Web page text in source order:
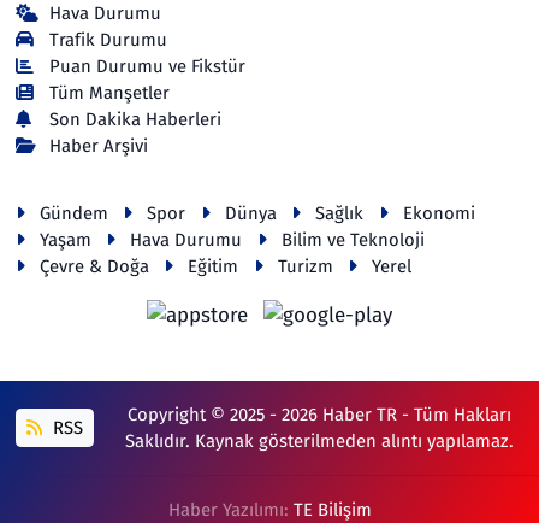
Hava Durumu
Trafik Durumu
Puan Durumu ve Fikstür
Tüm Manşetler
Son Dakika Haberleri
Haber Arşivi
Gündem Spor Dünya Sağlık
Ekonomi
Yaşam
Hava Durumu
Bilim ve Teknoloji
Çevre & Doğa
Eğitim Turizm Yerel
RSS
Copyright © 2025 - 2026 Haber TR - Tüm Hakları
Saklıdır. Kaynak gösterilmeden alıntı yapılamaz.
Haber Yazılımı: TE Bilişim